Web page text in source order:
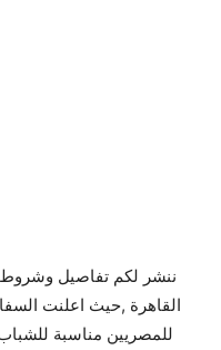
القاهرة ,حيث اعلنت